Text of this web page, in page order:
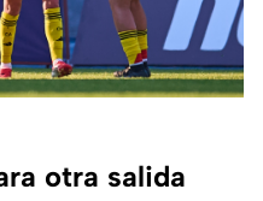
otra salida